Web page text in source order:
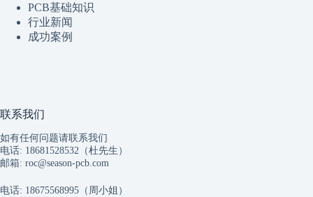
PCB基础知识
行业新闻
成功案例
联系我们
如有任何问题请联系我们
电话: 18681528532（杜先生）
邮箱: roc@season-pcb.com
电话: 18675568995（周小姐）